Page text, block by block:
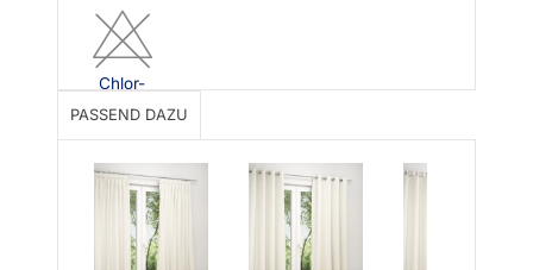
Chlor-
bleiche
nicht
möglich
PASSEND DAZU